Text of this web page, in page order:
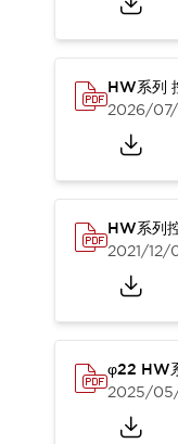
HW系列
2026/07/
HW系列
2021/12/
φ22 HW
2025/